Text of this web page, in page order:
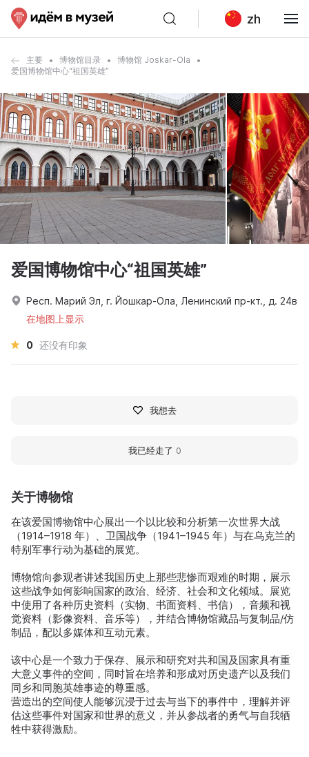
zh
主要 博物馆目录
博物馆 Joskar-Ola
爱国博物馆中心“祖国英雄”
关于博物馆
在该爱国博物馆中心展出一个以比较和分析第一次世界大战
（1914–1918 年）、卫国战争（1941–1945 年）与在乌克兰的
特别军事行动为基础的展览。
博物馆向参观者讲述我国历史上那些悲惨而艰难的时期，展示
这些战争如何影响国家的政治、经济、社会和文化领域。展览
中使用了各种历史资料（实物、书面资料、书信），音频和视
觉资料（影像资料、音乐等），并结合博物馆藏品与复制品/仿
制品，配以多媒体和互动元素。
该中心是一个致力于保存、展示和研究对共和国及国家具有重
大意义事件的空间，同时旨在培养和形成对历史遗产以及我们
同乡和同胞英雄事迹的尊重感。
营造出的空间使人能够沉浸于过去与当下的事件中，理解并评
估这些事件对国家和世界的意义，并从参战者的勇气与自我牺
牲中获得激励。
爱国博物馆中心“祖国英雄”
Респ. Марий Эл, г. Йошкар-Ола, Ленинский пр-кт., д. 24в
在地图上显示
0 还没有印象
我想去
我已经走了 0